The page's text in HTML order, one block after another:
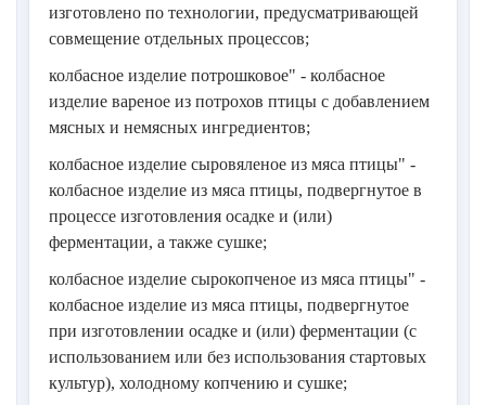
изготовлено по технологии, предусматривающей
совмещение отдельных процессов;
колбасное изделие потрошковое" - колбасное
изделие вареное из потрохов птицы с добавлением
мясных и немясных ингредиентов;
колбасное изделие сыровяленое из мяса птицы" -
колбасное изделие из мяса птицы, подвергнутое в
процессе изготовления осадке и (или)
ферментации, а также сушке;
колбасное изделие сырокопченое из мяса птицы" -
колбасное изделие из мяса птицы, подвергнутое
при изготовлении осадке и (или) ферментации (с
использованием или без использования стартовых
культур), холодному копчению и сушке;